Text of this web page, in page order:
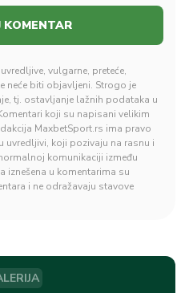
vulgarne, preteće,
neće biti objavljeni. Strogo je
tj. ostavljanje lažnih podataka u
koji su napisani velikim
MaxbetSport.rs ima pravo
uvredljivi, koji pozivaju na rasnu i
komunikaciji između
u komentarima su
i ne odražavaju stavove